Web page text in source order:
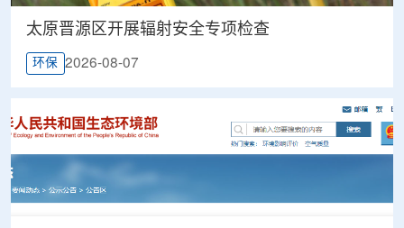
太原晋源区开展辐射安全专项检查
环保 2026-08-07